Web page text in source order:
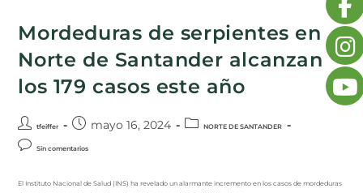
Mordeduras de serpientes en
Norte de Santander alcanzan
los 179 casos este año
tfeiffer mayo 16, 2024 NORTE DE SANTANDER
Sin comentarios
El Instituto Nacional de Salud (INS) ha revelado un alarmante incremento en los casos de mordeduras